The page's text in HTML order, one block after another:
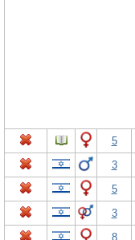
5
3
5
3
8